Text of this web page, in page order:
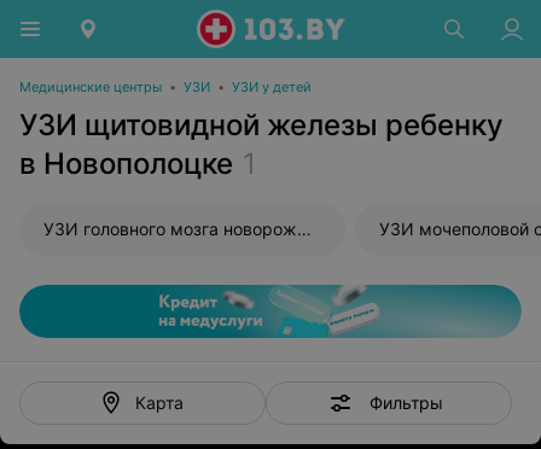
Медицинские центры • УЗИ • УЗИ у детей
УЗИ щитовидной железы ребенку
в Новополоцке 1
УЗИ головного мозга новорожденного УЗИ мочеполовой
Карта Фильтры